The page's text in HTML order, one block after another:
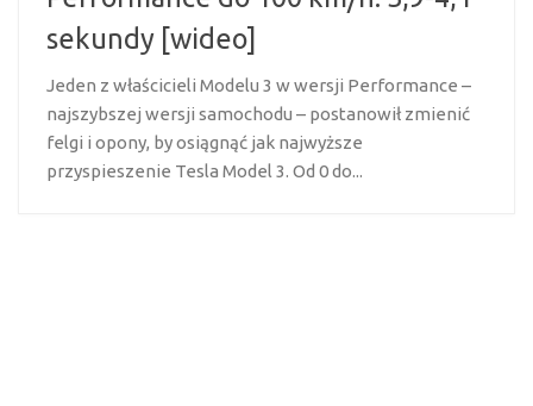
sekundy [wideo]
Jeden z właścicieli Modelu 3 w wersji Performance –
najszybszej wersji samochodu – postanowił zmienić
felgi i opony, by osiągnąć jak najwyższe
przyspieszenie Tesla Model 3. Od 0 do...